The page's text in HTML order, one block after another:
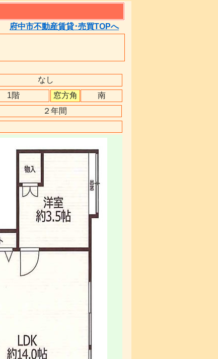
府中市不動産賃貸･売買TOPへ
なし
1階 窓方角
南
２年間